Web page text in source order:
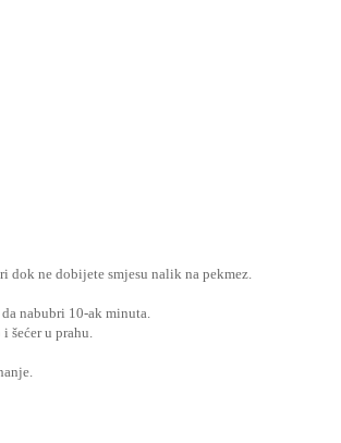
ne dobijete smjesu nalik na pekmez.
nabubri 10-ak minuta.
u prahu.